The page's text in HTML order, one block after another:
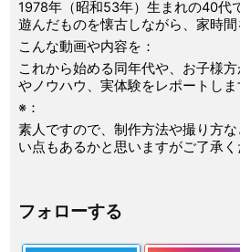
1978年（昭和53年）生まれの40代
遊んだものを懐古しながら、家時間
こんな動画や内容を：
これから始める同年代や、お子様
やノウハウ、実体験をレポートしま
※：
素人ですので、制作方法や撮り方
い点もあるかと思いますがご了承く
フォローする